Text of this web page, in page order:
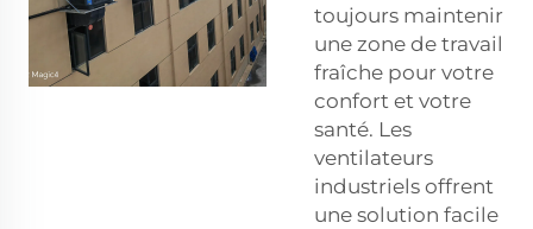
toujours maintenir
une zone de travail
fraîche pour votre
confort et votre
santé. Les
ventilateurs
industriels offrent
une solution facile